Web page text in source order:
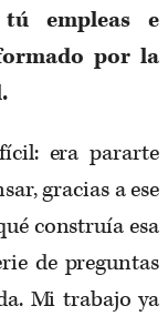
empleas e
por la
era pararte
gracias a ese
construía esa
de preguntas
Mi trabajo ya